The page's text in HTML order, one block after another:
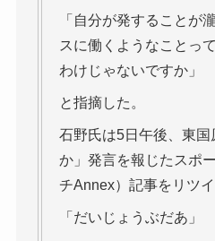
「自分が発することが
スに働くようなことっ
わけじゃないですか」
と指摘した。
石野氏は5日午後、東
か」発言を報じたスポ
チAnnex）記事をリツイ
「だいじょうぶだあ」